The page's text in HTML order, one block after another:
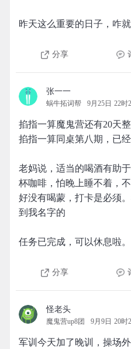
昨天这么重要的日子，咋
分享
张一一
蜗牛拓词帮 9月25日 22时
掐指一算魔鬼营还有20天
掐指一算同桌第八期，已经
老妈说，适当的喝酒有助
杯咖啡，怕晚上睡不着，
好没有喝蒙，打卡是必须
到我名字的
任务已完成，可以休息啦。
分享
怪老头
魔鬼营up8团 9月9日 20时
军训今天加了晚训，操场